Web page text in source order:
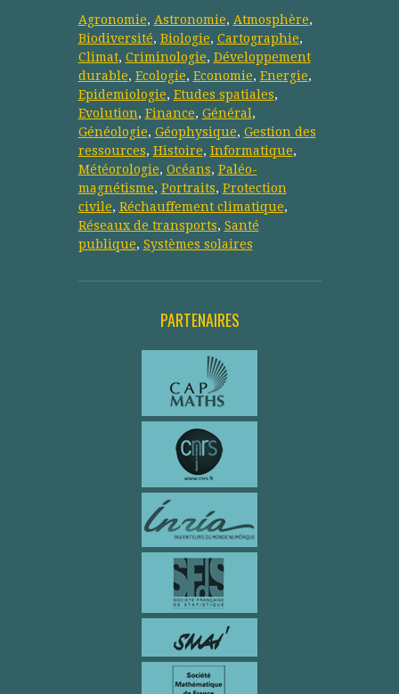
Agronomie, Astronomie, Atmosphère,
Biodiversité, Biologie, Cartographie,
Climat, Criminologie, Développement
durable, Ecologie, Economie, Energie,
Epidemiologie, Etudes spatiales,
Evolution, Finance, Général ,
Généologie, Géophysique, Gestion des
ressources, Histoire, Informatique,
Météorologie, Océans, Paléo-
magnétisme, Portraits, Protection
civile, Réchauffement climatique,
Réseaux de transports, Santé
publique, Systèmes solaires
PARTENAIRES